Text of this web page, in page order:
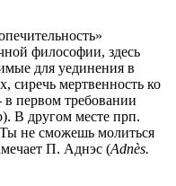
философии, здесь
для уединения в
сиречь мертвенность ко
в первом требовании
В другом месте прп.
не сможешь молиться
П. Аднэс (Adnès.